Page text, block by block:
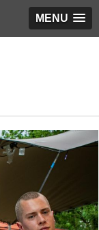
MENU